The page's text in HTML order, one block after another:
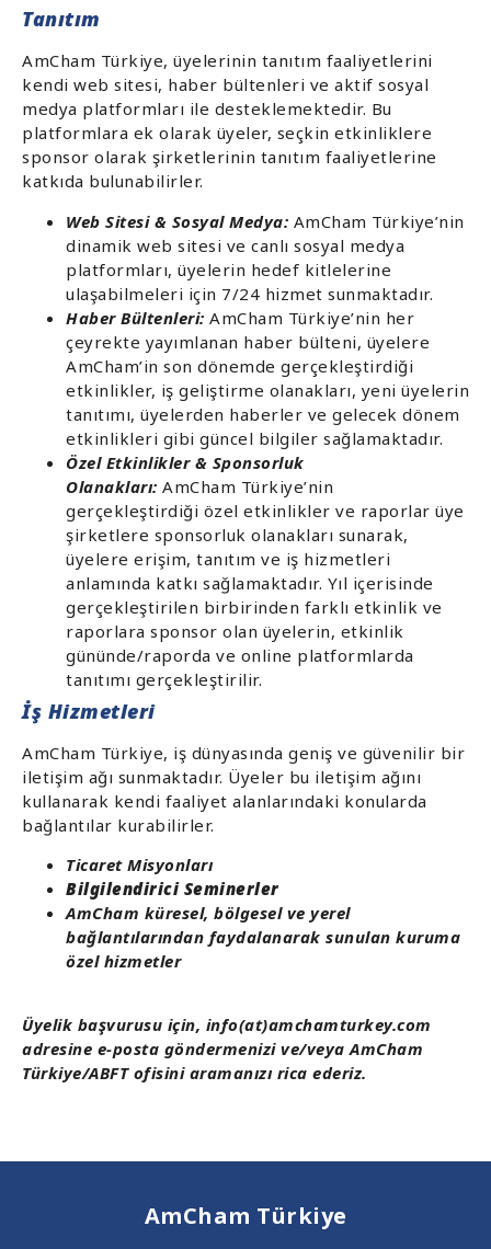
Tanıtım
AmCham Türkiye, üyelerinin tanıtım faaliyetlerini
kendi web sitesi, haber bültenleri ve aktif sosyal
medya platformları ile desteklemektedir. Bu
platformlara ek olarak üyeler, seçkin etkinliklere
sponsor olarak şirketlerinin tanıtım faaliyetlerine
katkıda bulunabilirler.
Web Sitesi & Sosyal Medya: AmCham Türkiye’nin
dinamik web sitesi ve canlı sosyal medya
platformları, üyelerin hedef kitlelerine
ulaşabilmeleri için 7/24 hizmet sunmaktadır.
Haber Bültenleri: AmCham Türkiye’nin her
çeyrekte yayımlanan haber bülteni, üyelere
AmCham’in son dönemde gerçekleştirdiği
etkinlikler, iş geliştirme olanakları, yeni üyelerin
tanıtımı, üyelerden haberler ve gelecek dönem
etkinlikleri gibi güncel bilgiler sağlamaktadır.
Özel Etkinlikler & Sponsorluk
Olanakları: AmCham Türkiye’nin
gerçekleştirdiği özel etkinlikler ve raporlar üye
şirketlere sponsorluk olanakları sunarak,
üyelere erişim, tanıtım ve iş hizmetleri
anlamında katkı sağlamaktadır. Yıl içerisinde
gerçekleştirilen birbirinden farklı etkinlik ve
raporlara sponsor olan üyelerin, etkinlik
gününde/raporda ve online platformlarda
tanıtımı gerçekleştirilir.
İş Hizmetleri
AmCham Türkiye, iş dünyasında geniş ve güvenilir bir
iletişim ağı sunmaktadır. Üyeler bu iletişim ağını
kullanarak kendi faaliyet alanlarındaki konularda
bağlantılar kurabilirler.
Ticaret Misyonları
Bilgilendirici Seminerler
AmCham küresel, bölgesel ve yerel
bağlantılarından faydalanarak sunulan kuruma
özel hizmetler
Üyelik başvurusu için, info(at)amchamturkey.com
adresine e-posta göndermenizi ve/veya AmCham
Türkiye/ABFT ofisini aramanızı rica ederiz.
AmCham Türkiye